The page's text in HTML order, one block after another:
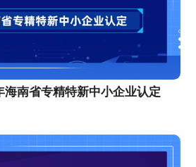
海南省专精特新中小企业认定